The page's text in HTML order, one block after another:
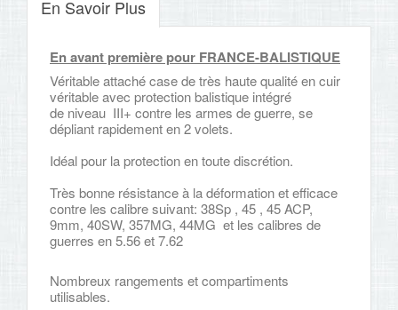
En Savoir Plus
En avant première pour FRANCE-BALISTIQUE
Véritable attaché case de très haute qualité en cuir
véritable avec protection balistique intégré
de niveau III+ contre les armes de guerre, se
dépliant rapidement en 2 volets.
Idéal pour la protection en toute discrétion.
Très bonne résistance à la déformation et efficace
contre les calibre suivant: 38Sp , 45 , 45 ACP,
9mm, 40SW, 357MG, 44MG et les calibres de
guerres en 5.56 et 7.62
Nombreux rangements et compartiments
utilisables.